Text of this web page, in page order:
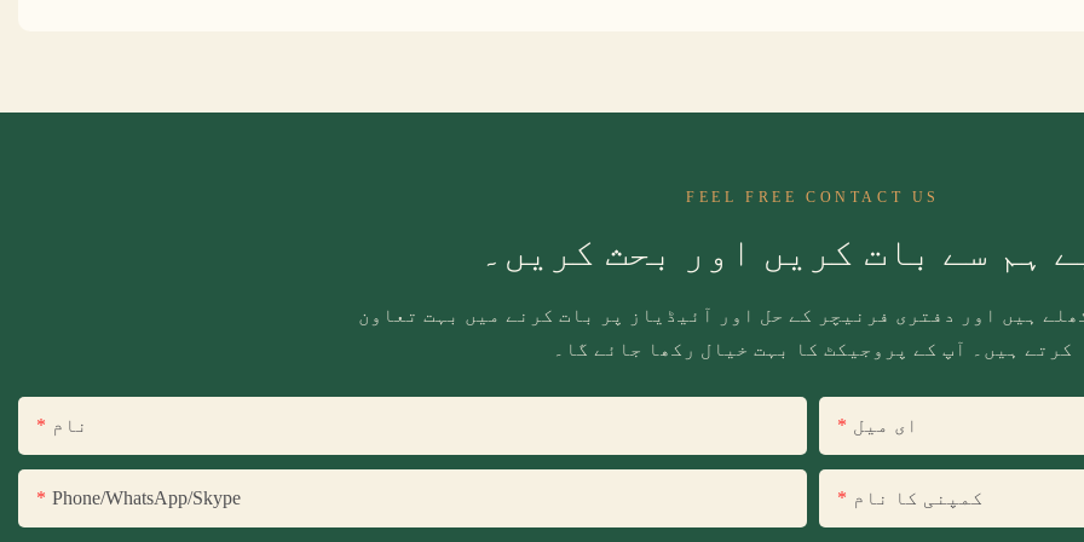
FEEL FREE CONTACT US
ہم سے بات کریں اور بحث کریں۔
ہیں اور دفتری فرنیچر کے حل اور آئیڈیاز پر بات کرنے میں بہت تعاون
کرتے ہیں۔ آپ کے پروجیکٹ کا بہت خیال رکھا جائے گا۔
نام ای میل
Phone/WhatsApp/Skype کمپنی کا نام